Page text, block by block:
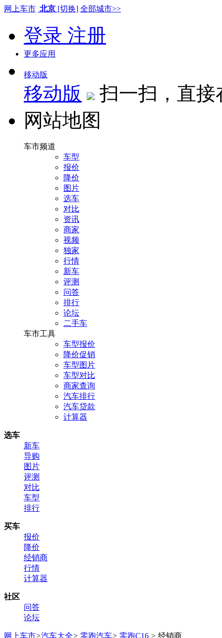
网上车市 北京 [切换] 全部城市>>
登录 注册
更多应用
移动版
移动版
扫一扫，直
网站地图
车市频道
车型
报价
降价
图片
选车
对比
资讯
商家
视频
独家
行情
新车
评测
问答
排行
论坛
二手车
车市工具
车型报价
降价促销
车型图片
车型对比
商家查询
汽车排行
汽车贷款
计算器
选车
新车
导购
图片
评测
对比
车型
排行
买车
报价
降价
经销商
行情
计算器
社区
问答
论坛
网上车市>汽车大全> 零跑汽车> 零跑C16 > 经销商